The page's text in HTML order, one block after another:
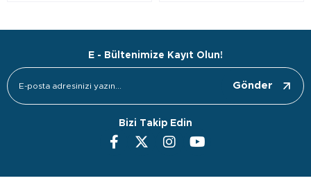
E - Bültenimize Kayıt Olun!
Gönder
Bizi Takip Edin